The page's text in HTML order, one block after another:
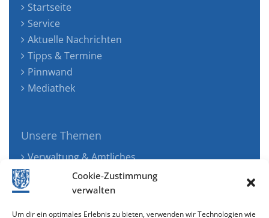
Cookie-Zustimmung
verwalten
Um dir ein optimales Erlebnis zu bieten, verwenden wir Technologien wie
Startseite
Service
Aktuelle Nachrichten
Tipps & Termine
Pinnwand
Mediathek
Unsere Themen
Verwaltung & Amtliches
Jugend, Familie & Gesundheit
Tourismus, Freizeit & Ökologie